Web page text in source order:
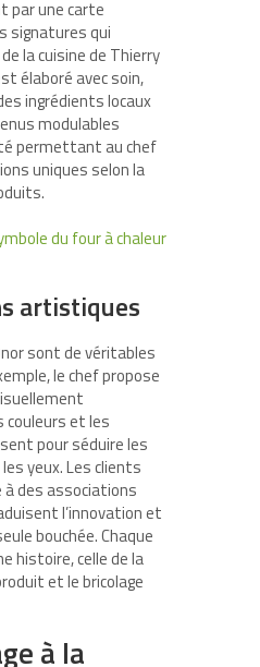
par une carte
signatures qui
la cuisine de Thierry
élaboré avec soin,
ingrédients locaux
modulables
permettant au chef
uniques selon la
du four à chaleur
artistiques
sont de véritables
le chef propose
couleurs et les
pour séduire les
yeux. Les clients
des associations
l’innovation et
bouchée. Chaque
histoire, celle de la
et le bricolage
à la